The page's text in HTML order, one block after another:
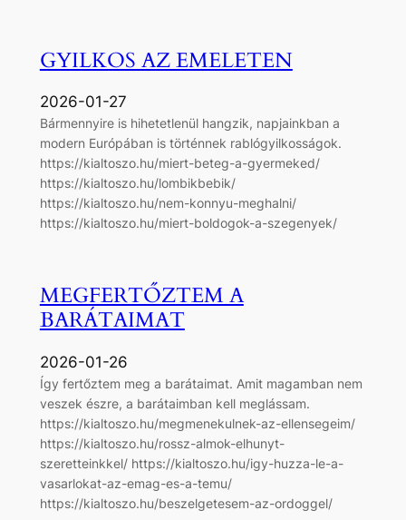
GYILKOS AZ EMELETEN
2026-01-27
Bármennyire is hihetetlenül hangzik, napjainkban a
modern Európában is történnek rablógyilkosságok.
https://kialtoszo.hu/miert-beteg-a-gyermeked/
https://kialtoszo.hu/lombikbebik/
https://kialtoszo.hu/nem-konnyu-meghalni/
https://kialtoszo.hu/miert-boldogok-a-szegenyek/
MEGFERTŐZTEM A
BARÁTAIMAT
2026-01-26
Így fertőztem meg a barátaimat. Amit magamban nem
veszek észre, a barátaimban kell meglássam.
https://kialtoszo.hu/megmenekulnek-az-ellensegeim/
https://kialtoszo.hu/rossz-almok-elhunyt-
szeretteinkkel/ https://kialtoszo.hu/igy-huzza-le-a-
vasarlokat-az-emag-es-a-temu/
https://kialtoszo.hu/beszelgetesem-az-ordoggel/